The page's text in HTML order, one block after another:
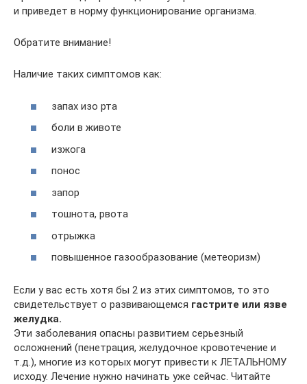
и приведет в норму функционирование организма.
Обратите внимание!
Наличие таких симптомов как:
запах изо рта
боли в животе
изжога
понос
запор
тошнота, рвота
отрыжка
повышенное газообразование (метеоризм)
Если у вас есть хотя бы 2 из этих симптомов, то это
свидетельствует о развивающемся гастрите или язве
желудка.
Эти заболевания опасны развитием серьезный
осложнений (пенетрация, желудочное кровотечение и
т.д.), многие из которых могут привести к ЛЕТАЛЬНОМУ
исходу. Лечение нужно начинать уже сейчас. Читайте